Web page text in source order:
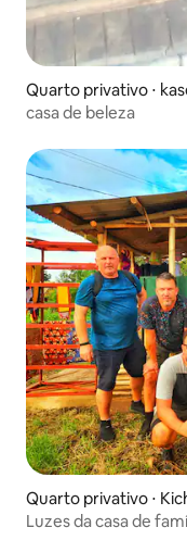
Quarto privativo ⋅
casa de beleza
Quarto privativo ⋅
Luzes da casa de